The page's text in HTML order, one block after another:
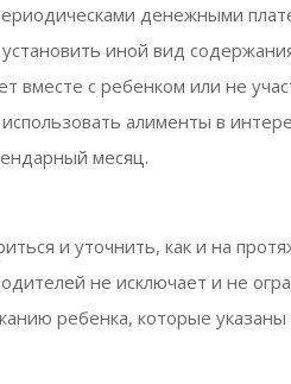
денежными
иной вид
вместе с ребенком или не
алименты в
месяц.
и уточнить, как и на
не исключает и не
ребенка, которые указаны